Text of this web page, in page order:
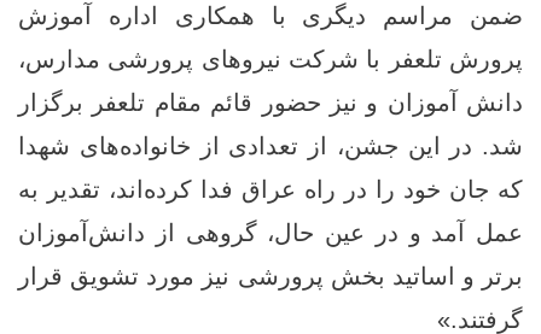
ضمن مراسم دیگری با همکاری اداره‌ آموزش
پرورش تلعفر با شرکت نیروهای پرورشی مدارس،
دانش آموزان و نیز حضور قائم مقام تلعفر برگزار
شد. در این جشن، از تعدادی از خانواده‌های شهدا
که جان خود را در راه عراق فدا کرده‌اند، تقدیر به
عمل آمد و در عین حال، گروهی از دانش‌آموزان
برتر و اساتید بخش پرورشی نیز مورد تشویق قرار
گرفتند.»